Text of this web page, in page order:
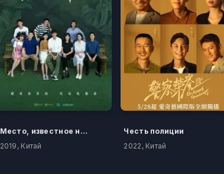
Место, известное нам одним
2019, Китай
Честь полиции
2022, Китай